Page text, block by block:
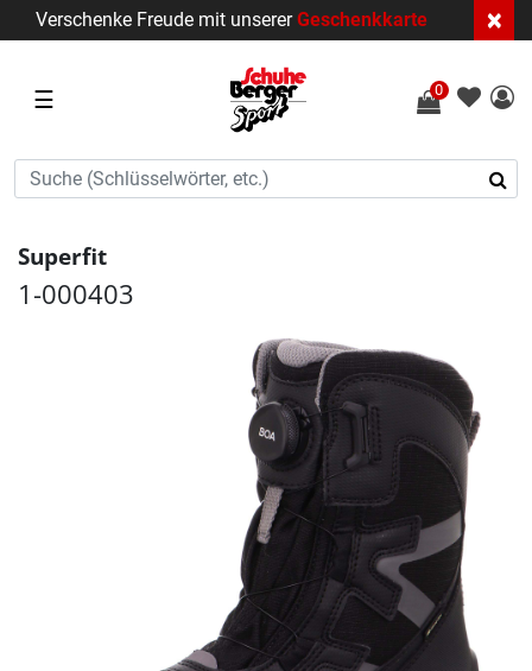
Verschenke Freude mit unsererGeschenkkarte ×
☰ 0
Superfit
1-000403